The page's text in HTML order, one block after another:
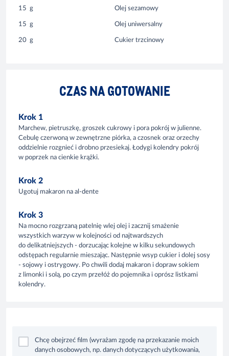
15 g Olej sezamowy
15 g Olej uniwersalny
20 g Cukier trzcinowy
CZAS NA GOTOWANIE
Krok 1
Marchew, pietruszkę, groszek cukrowy i pora pokrój w julienne.
Cebulę czerwoną w zewnętrzne piórka, a czosnek oraz orzechy
oddzielnie rozgnieć i drobno przesiekaj. Łodygi kolendry pokrój
w poprzek na cienkie krążki.
Krok 2
Ugotuj makaron na al-dente
Krok 3
Na mocno rozgrzaną patelnię wlej olej i zacznij smażenie
wszystkich warzyw w kolejności od najtwardszych
do delikatniejszych - dorzucając kolejne w kilku sekundowych
odstępach regularnie mieszając. Następnie wsyp cukier i dolej sosy
- sojowy i ostrygowy. Po chwili dodaj makaron i dopraw sokiem
z limonki i solą, po czym przełóż do pojemnika i oprósz listkami
kolendry.
Chcę obejrzeć film (wyrażam zgodę na przekazanie moich
danych osobowych, np. danych dotyczących użytkowania,